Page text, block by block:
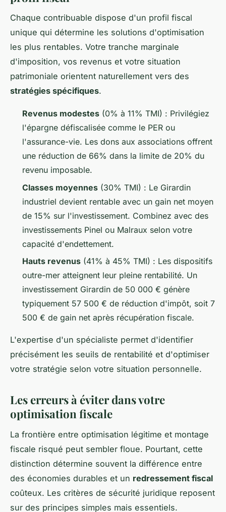
Chaque contribuable dispose d'un profil fiscal
unique qui détermine les solutions d'optimisation
les plus rentables. Votre tranche marginale
d'imposition, vos revenus et votre situation
patrimoniale orientent naturellement vers des
stratégies spécifiques.
Revenus modestes (0% à 11% TMI) : Privilégiez
l'épargne défiscalisée comme le PER ou
l'assurance-vie. Les dons aux associations offrent
une réduction de 66% dans la limite de 20% du
revenu imposable.
Classes moyennes (30% TMI) : Le Girardin
industriel devient rentable avec un gain net moyen
de 15% sur l'investissement. Combinez avec des
investissements Pinel ou Malraux selon votre
capacité d'endettement.
Hauts revenus (41% à 45% TMI) : Les dispositifs
outre-mer atteignent leur pleine rentabilité. Un
investissement Girardin de 50 000 € génère
typiquement 57 500 € de réduction d'impôt, soit 7
500 € de gain net après récupération fiscale.
L'expertise d'un spécialiste permet d'identifier
précisément les seuils de rentabilité et d'optimiser
votre stratégie selon votre situation personnelle.
Les erreurs à éviter dans votre
optimisation fiscale
La frontière entre optimisation légitime et montage
fiscale risqué peut sembler floue. Pourtant, cette
distinction détermine souvent la différence entre
des économies durables et un redressement fiscal
coûteux. Les critères de sécurité juridique reposent
sur des principes simples mais essentiels.